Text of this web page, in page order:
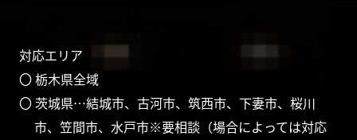
対応エリア
〇 栃木県全域
〇 茨城県…結城市、古河市、筑西市、下妻市、桜川
市、笠間市、水戸市※要相談（場合によっては対応